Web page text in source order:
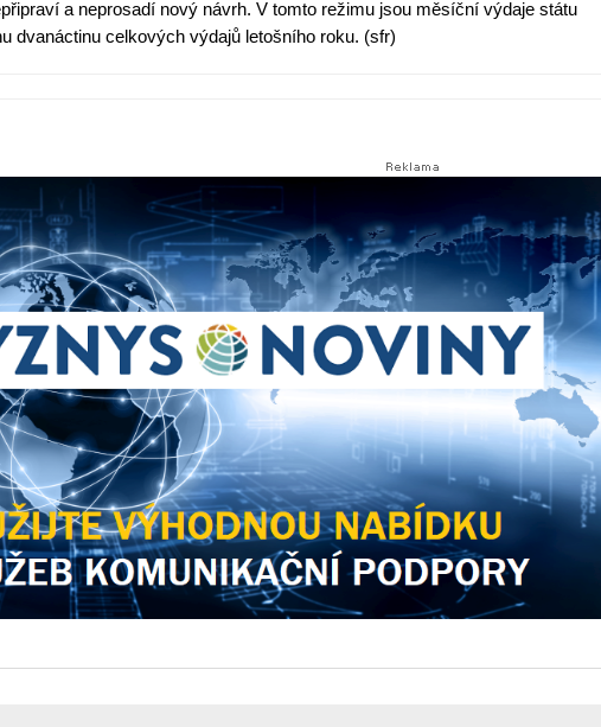
a neprosadí nový návrh. V tomto režimu jsou měsíční výdaje státu
dvanáctinu celkových výdajů letošního roku. (sfr)